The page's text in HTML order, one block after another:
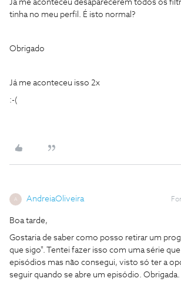
Já me aconteceu desaparecerem todos os
tinha no meu perfil. É isto normal?
Obrigado
Já me aconteceu isso 2x
:-(
A AndreiaOliveira
Boa tarde,
Gostaria de saber como posso retirar um
que sigo". Tentei fazer isso com uma série
episódios mas não consegui, visto só ter a
seguir quando se abre um episódio. Obrigada.